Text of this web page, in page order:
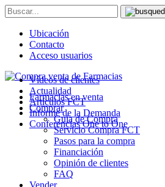
Ubicación
Contacto
Acceso usuarios
Farmacias en venta
Comprar
Guía de Compra
Servicio Compra FCT
Pasos para la compra
Financiación
Opinión de clientes
FAQ
Vender
Vídeos de clientes
Actualidad
Artículos FCT
Informe de la Demanda
Conferencias One to One